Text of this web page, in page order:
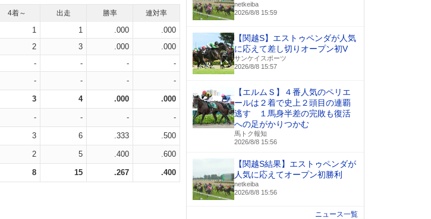
4着～ 出走 勝率 連対率
1 1 .000
.000
2 3 .000
.000
- - -
-
- - - -
3 4 .000 .000
- - - -
3 6 .333 .500
2 5 .400 .600
8 15 .267 .400
netkeiba
2026/8/8 15:59
【関越S】エストゥペンダが人気
に応えて差し切りオープン初V
サンケイスポーツ
2026/8/8 15:57
【エルムＳ】４番人気のペリエ
ールは２着で史上２頭目の連覇
逃す １馬身半差の完敗も復活
への足がかりつかむ
馬トク報知
2026/8/8 15:56
【関越S結果】エストゥペンダが
人気に応えてオープン初勝利
netkeiba
2026/8/8 15:56
ニュース一覧